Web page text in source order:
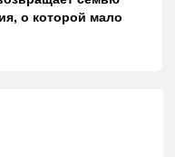
о которой мало